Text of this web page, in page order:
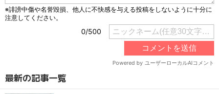
最新の記事一覧